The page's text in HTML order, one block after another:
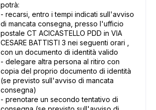
potrà:
- recarsi, entro i tempi indicati sull'avviso
di mancata consegna, presso l'ufficio
postale CT ACICASTELLO PDD in VIA
CESARE BATTISTI 3 nei seguenti orari ,
con un documento di identità valido
- delegare altra persona al ritiro con
copia del proprio documento di identità
(se previsto sull'avviso di mancata
consegna)
- prenotare un secondo tentativo di